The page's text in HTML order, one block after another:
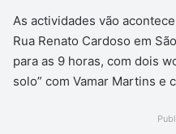
As actividades vão
Rua Renato Cardoso em
para as 9 horas, com dois
solo” com Vamar Martins e